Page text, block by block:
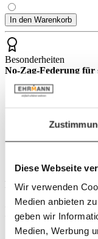
Diese Webseite
Wir verwenden
Medien anbieten
geben wir
Medien, Werbung
In den Warenkorb
Besonderheiten
No-Zag-Federung für
Beschreibung
Produktdetails
Versand
Beschreibung
CUBED in